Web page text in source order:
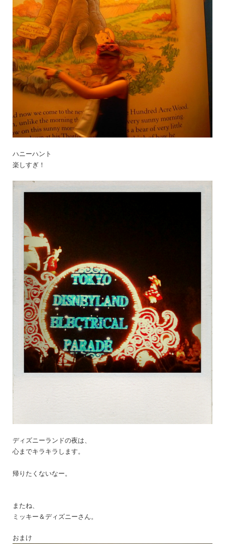
ハニーハント
楽しすぎ！
ディズニーランドの夜は、
心までキラキラします。
帰りたくないなー。
またね、
ミッキー＆ディズニーさん。
おまけ